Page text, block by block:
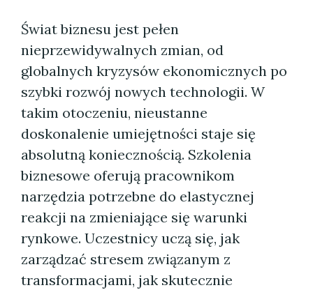
Świat biznesu jest pełen
nieprzewidywalnych zmian, od
globalnych kryzysów ekonomicznych po
szybki rozwój nowych technologii. W
takim otoczeniu, nieustanne
doskonalenie umiejętności staje się
absolutną koniecznością. Szkolenia
biznesowe oferują pracownikom
narzędzia potrzebne do elastycznej
reakcji na zmieniające się warunki
rynkowe. Uczestnicy uczą się, jak
zarządzać stresem związanym z
transformacjami, jak skutecznie